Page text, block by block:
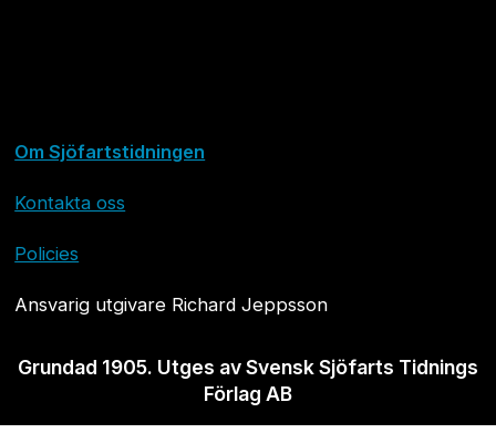
Om Sjöfartstidningen
Kontakta oss
Policies
Ansvarig utgivare Richard Jeppsson
Grundad 1905. Utges av Svensk Sjöfarts Tidnings
Förlag AB